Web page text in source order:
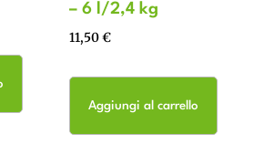
– 6 l/2,4 kg
11,50€
Aggiungi al carrello